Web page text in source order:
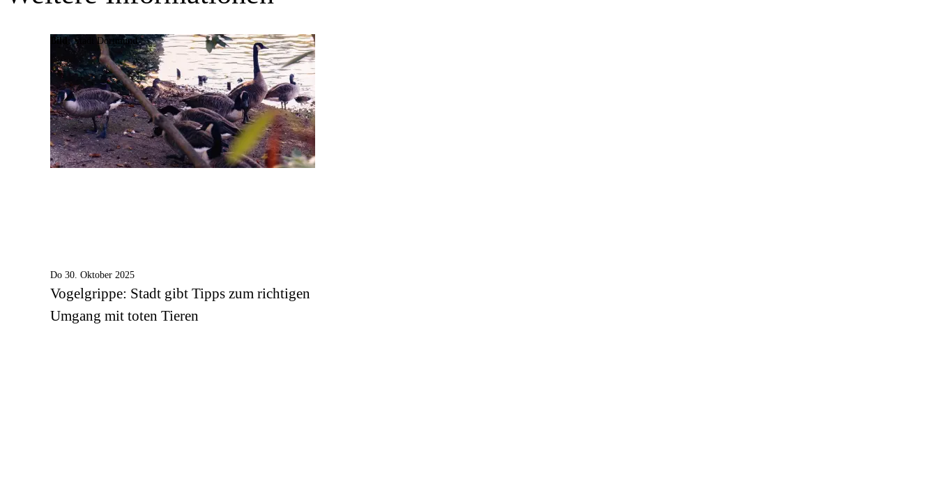
Bild:Stadt Dortmund
Do 30. Oktober 2025
Vogelgrippe: Stadt gibt Tipps zum richtigen
Umgang mit toten Tieren